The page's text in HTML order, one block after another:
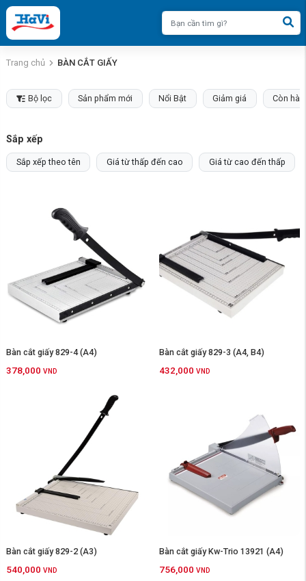
Trang chủ BÀN CẮT GIẤY
Bộ lọc Sản phẩm mới Nổi Bật Giảm giá Còn
Sắp xếp
Sắp xếp theo tên Giá từ thấp đến cao Giá từ cao đến thấp
Bàn cắt giấy 829-4 (A4)
378,000 VND
Bàn cắt giấy 829-3 (A4, B4)
432,000 VND
Bàn cắt giấy 829-2 (A3)
540,000 VND
Bàn cắt giấy Kw-Trio 13921 (A4)
756,000 VND